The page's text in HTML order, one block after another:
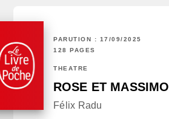
PARUTION : 17/09/2025
128 PAGES
THÉÂTRE
ROSE ET MASSIMO
Félix Radu